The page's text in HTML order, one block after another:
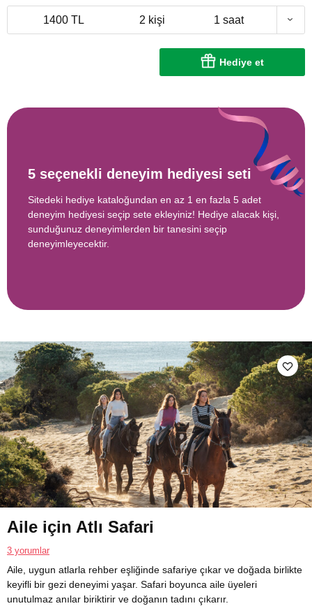
1400 TL 2 kişi 1 saat
Hediye et
5 seçenekli deneyim hediyesi seti
Sitedeki hediye kataloğundan en az 1 en fazla 5 adet
deneyim hediyesi seçip sete ekleyiniz! Hediye alacak kişi,
sunduğunuz deneyimlerden bir tanesini seçip
deneyimleyecektir.
Aile için Atlı Safari
3 yorumlar
Aile, uygun atlarla rehber eşliğinde safariye çıkar ve doğada birlikte
keyifli bir gezi deneyimi yaşar. Safari boyunca aile üyeleri
unutulmaz anılar biriktirir ve doğanın tadını çıkarır.